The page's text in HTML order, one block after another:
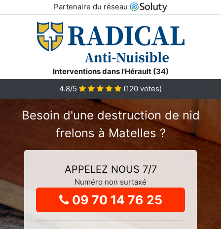
Partenaire du réseau
Interventions dans l'Hérault (34)
4.8/5 (120 votes)
Besoin d'une destruction de nid
frelons à Matelles ?
APPELEZ NOUS 7/7
Numéro non surtaxé
09 70 14 76 25